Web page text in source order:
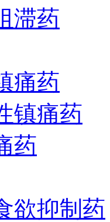
滞药
痛药
镇痛药
药
欲抑制药